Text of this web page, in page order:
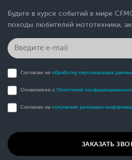
Будьте в курсе событий в мире
походы любителей мототехники,
Согласие на обработку персональных
Ознакомлен с Политикой
Согласие на получение рекламно-
ЗАКАЗАТЬ